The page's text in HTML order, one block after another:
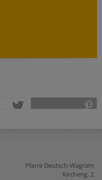
Pfarre Deutsch-Wagram
Kircheng. 2